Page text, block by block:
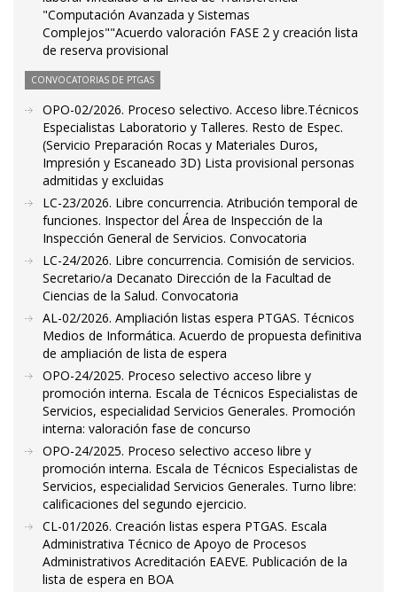
"Computación Avanzada y Sistemas
Complejos""Acuerdo valoración FASE 2 y creación lista
de reserva provisional
CONVOCATORIAS DE PTGAS
OPO-02/2026. Proceso selectivo. Acceso libre.Técnicos
Especialistas Laboratorio y Talleres. Resto de Espec.
(Servicio Preparación Rocas y Materiales Duros,
Impresión y Escaneado 3D) Lista provisional personas
admitidas y excluidas
LC-23/2026. Libre concurrencia. Atribución temporal de
funciones. Inspector del Área de Inspección de la
Inspección General de Servicios. Convocatoria
LC-24/2026. Libre concurrencia. Comisión de servicios.
Secretario/a Decanato Dirección de la Facultad de
Ciencias de la Salud. Convocatoria
AL-02/2026. Ampliación listas espera PTGAS. Técnicos
Medios de Informática. Acuerdo de propuesta definitiva
de ampliación de lista de espera
OPO-24/2025. Proceso selectivo acceso libre y
promoción interna. Escala de Técnicos Especialistas de
Servicios, especialidad Servicios Generales. Promoción
interna: valoración fase de concurso
OPO-24/2025. Proceso selectivo acceso libre y
promoción interna. Escala de Técnicos Especialistas de
Servicios, especialidad Servicios Generales. Turno libre:
calificaciones del segundo ejercicio.
CL-01/2026. Creación listas espera PTGAS. Escala
Administrativa Técnico de Apoyo de Procesos
Administrativos Acreditación EAEVE. Publicación de la
lista de espera en BOA